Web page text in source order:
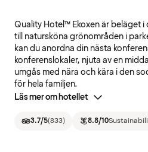
Quality Hotel™ Ekoxen är beläget
till natursköna grönområden i
kan du anordna din nästa
konferenslokaler, njuta av en
umgås med nära och kära i den
för hela familjen.
Läs mer om hotellet
3.7/5(833) 8.8/10